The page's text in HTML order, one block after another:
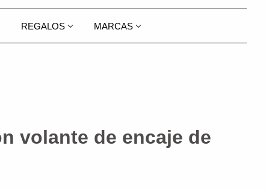
REGALOS MARCAS
volante de encaje de